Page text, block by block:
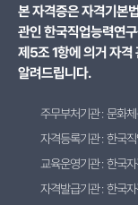
본 자격증은 자격기본
관인 한국직업능력연
제5조 1항에 의거 자격
알려드립니다.
주무부처기관 : 문화
자격등록기관 : 한국
교육운영기관 : 한국
자격발급기관 : 한국